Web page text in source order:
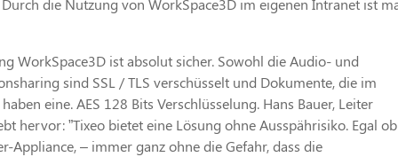
die Nutzung von WorkSpace3D im eigenen Intranet ist
WorkSpace3D ist absolut sicher. Sowohl die Audio- und
sind SSL / TLS verschüsselt und Dokumente, die im
eine. AES 128 Bits Verschlüsselung. Hans Bauer, Leiter
hervor: ”Tixeo bietet eine Lösung ohne Ausspährisiko. Egal
Appliance, – immer ganz ohne die Gefahr, dass die